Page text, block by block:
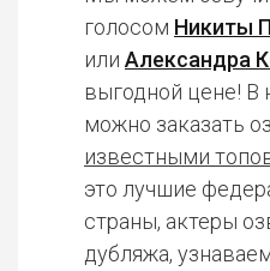
голосом Никиты
или Александра
выгодной цене! В
можно заказать
известными
это лучшие
страны, актеры
дубляжа,